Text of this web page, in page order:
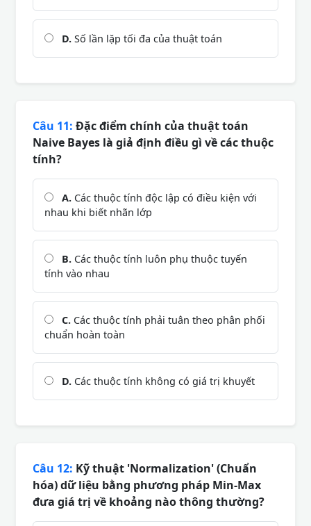
D. Số lần lặp tối đa của thuật toán
Câu 11: Đặc điểm chính của thuật toán
Naive Bayes là giả định điều gì về các thuộc
tính?
A. Các thuộc tính độc lập có điều kiện với
nhau khi biết nhãn lớp
B. Các thuộc tính luôn phụ thuộc tuyến
tính vào nhau
C. Các thuộc tính phải tuân theo phân phối
chuẩn hoàn toàn
D. Các thuộc tính không có giá trị khuyết
Câu 12: Kỹ thuật 'Normalization' (Chuẩn
hóa) dữ liệu bằng phương pháp Min-Max
đưa giá trị về khoảng nào thông thường?